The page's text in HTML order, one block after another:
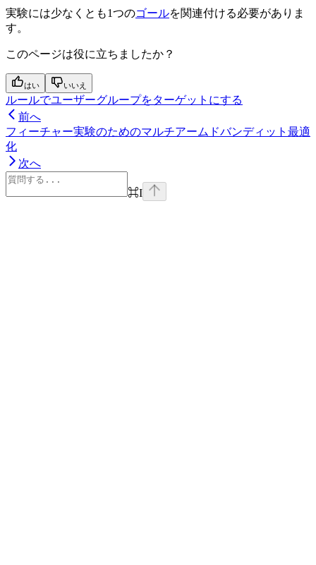
実験には少なくとも1つのゴールを関連付ける必要がありま
す。
このページは役に立ちましたか？
はい いいえ
ルールでユーザーグループをターゲットにする
前へ
フィーチャー実験のためのマルチアームドバンディット最適
化
次へ
⌘I